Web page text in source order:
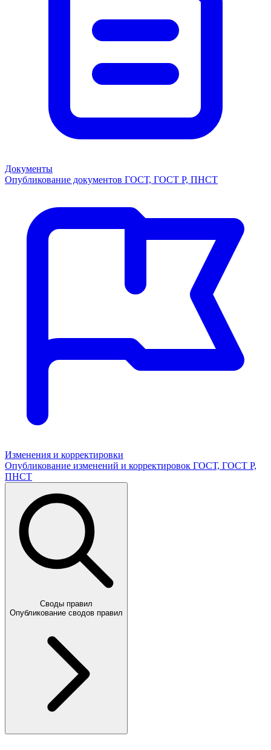
Документы
Опубликование документов ГОСТ, ГОСТ Р, ПНСТ
Изменения и корректировки
Опубликование изменений и корректировок ГОСТ, ГОСТ Р,
ПНСТ
Своды правил
Опубликование сводов правил